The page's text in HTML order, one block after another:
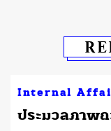
Internal
ประมวลภาพ